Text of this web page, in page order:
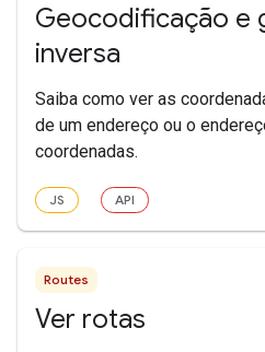
Geocodificação e
inversa
Saiba como ver as
de um endereço ou o
coordenadas.
JS API
Routes
Ver rotas